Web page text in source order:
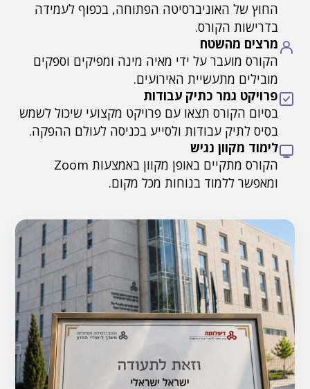
החוץ של האוניברסיטה הפתוחה, בכפוף לעמידה
בדרישות הקורס.
מרצים מהשטח
הקורס מועבר על ידי מאיה מינה ומפיקים וספקים
מובילים מתעשיית האירועים.
פרויקט גמר כתיק עבודות
בסיום הקורס תצאו עם פרויקט מקצועי שיכול לשמש
בסיס לתיק עבודות ולסייע בכניסה לעולם ההפקה.
לימוד מקוון נגיש
הקורס מתקיים באופן מקוון באמצעות Zoom
ומאפשר ללמוד בנוחות מכל מקום.